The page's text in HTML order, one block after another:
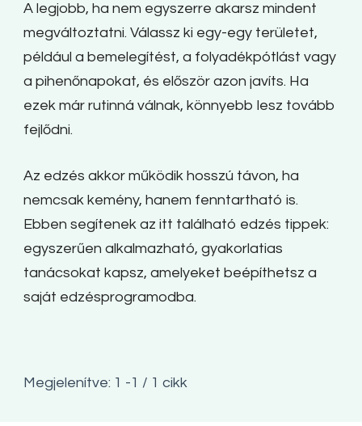
A legjobb, ha nem egyszerre akarsz mindent
megváltoztatni. Válassz ki egy-egy területet,
például a bemelegítést, a folyadékpótlást vagy
a pihenőnapokat, és először azon javíts. Ha
ezek már rutinná válnak, könnyebb lesz tovább
fejlődni.
Az edzés akkor működik hosszú távon, ha
nemcsak kemény, hanem fenntartható is.
Ebben segítenek az itt található edzés tippek:
egyszerűen alkalmazható, gyakorlatias
tanácsokat kapsz, amelyeket beépíthetsz a
saját edzésprogramodba.
Megjelenítve: 1 -1 / 1 cikk